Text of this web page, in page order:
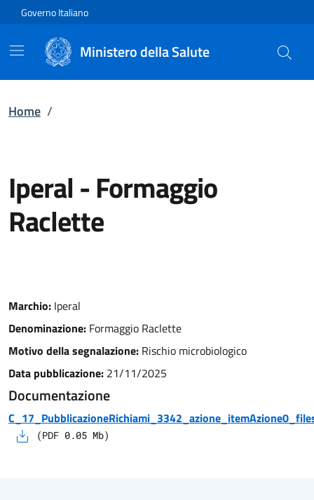
Vai direttamente al contenuto
Governo Italiano
Ministero della Salute
Home /
Iperal-Formaggio
Raclette
Marchio: Iperal
Denominazione: Formaggio Raclette
Motivo della segnalazione: Rischio microbiologico
Data pubblicazione: 21/11/2025
Documentazione
(PDF 0.05 Mb)